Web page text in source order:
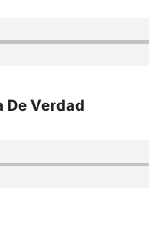
De Verdad